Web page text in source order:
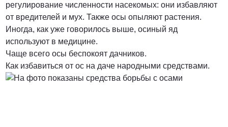
регулирование численности насекомых: они избавляют
от вредителей и мух. Также осы опыляют растения.
Иногда, как уже говорилось выше, осиный яд
используют в медицине.
Чаще всего осы беспокоят дачников.
Как избавиться от ос на даче народными средствами.